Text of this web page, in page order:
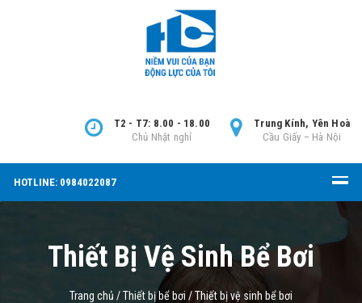
Trung Kính, Yên Hoà
Cầu Giấy – Hà Nội
T2 - T7: 8.00 - 18.00
Chủ Nhật nghỉ
HOTLINE: 0984022087
Thiết Bị Vệ Sinh Bể Bơi
Trang chủ /Thiết bị bể bơi /Thiết bị vệ sinh bể bơi